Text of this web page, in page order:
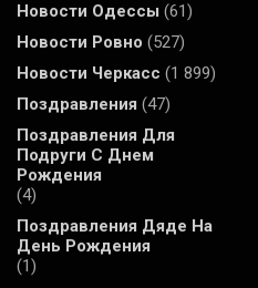
Новости Одессы (61)
Новости Ровно (527)
Новости Черкасс (1 899)
Поздравления (47)
Поздравления Для
Подруги С Днем
Рождения
(4)
Поздравления Дяде На
День Рождения
(1)